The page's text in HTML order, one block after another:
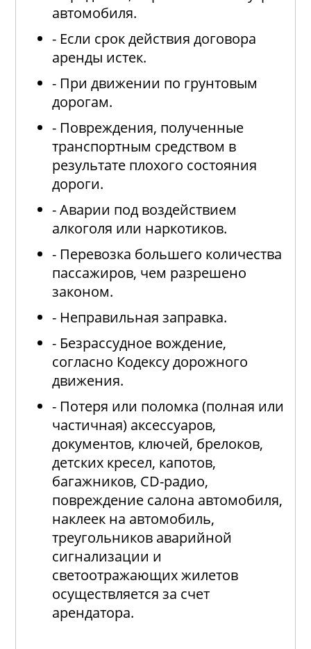
автомобиля.
- Если срок действия договора
аренды истек.
- При движении по грунтовым
дорогам.
- Повреждения, полученные
транспортным средством в
результате плохого состояния
дороги.
- Аварии под воздействием
алкоголя или наркотиков.
- Перевозка большего количества
пассажиров, чем разрешено
законом.
- Неправильная заправка.
- Безрассудное вождение,
согласно Кодексу дорожного
движения.
- Потеря или поломка (полная или
частичная) аксессуаров,
документов, ключей, брелоков,
детских кресел, капотов,
багажников, CD-радио,
повреждение салона автомобиля,
наклеек на автомобиль,
треугольников аварийной
сигнализации и
светоотражающих жилетов
осуществляется за счет
арендатора.